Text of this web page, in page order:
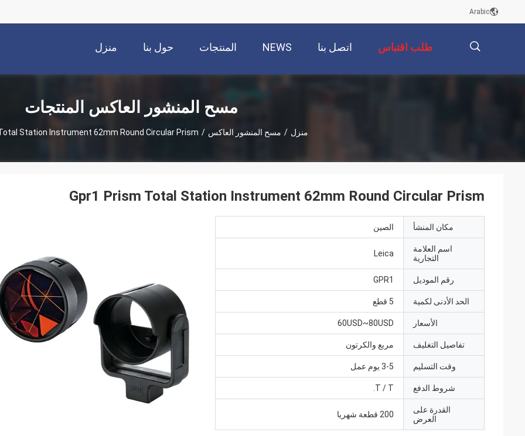
Arabic
منزل حول بنا المنتجات NEWS اتصل بنا طلب اقتباس
مسح المنشور العاكس المنتجات
منزل / مسح المنشور العاكس /
Station Instrument 62mm Round Circular Prism
Gpr1 Prism Total Station Instrument 62mm Round Circular Prism
مكان المنشأ الصين
اسم العلامة
التجارية
Leica
رقم الموديل GPR1
الحد الأدنى لكمية 5 قطع
الأسعار 60USD~80USD
تفاصيل التغليف مربع والكرتون
وقت التسليم 3-5 يوم عمل
شروط الدفع T / T.
القدرة على
العرض
200 قطعة شهريا